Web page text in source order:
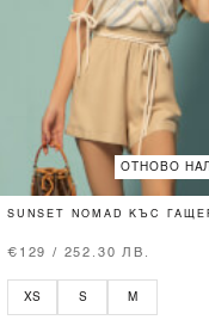
ОТНОВО
SUNSET NOMAD КЪС
€129 / 252.30 ЛВ.
XS S M